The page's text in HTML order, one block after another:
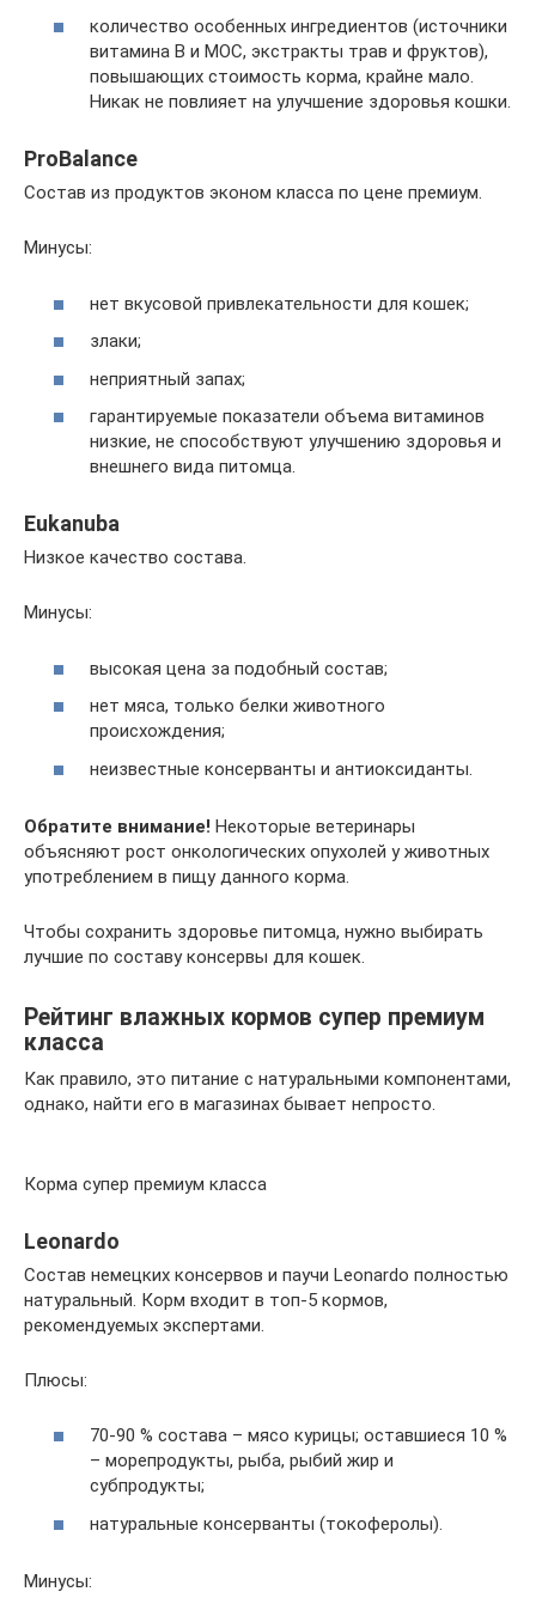
количество особенных ингредиентов (источники
витамина В и МОС, экстракты трав и фруктов),
повышающих стоимость корма, крайне мало.
Никак не повлияет на улучшение здоровья кошки.
ProBalance
Состав из продуктов эконом класса по цене премиум.
Минусы:
нет вкусовой привлекательности для кошек;
злаки;
неприятный запах;
гарантируемые показатели объема витаминов
низкие, не способствуют улучшению здоровья и
внешнего вида питомца.
Eukanuba
Низкое качество состава.
Минусы:
высокая цена за подобный состав;
нет мяса, только белки животного
происхождения;
неизвестные консерванты и антиоксиданты.
Обратите внимание! Некоторые ветеринары
объясняют рост онкологических опухолей у животных
употреблением в пищу данного корма.
Чтобы сохранить здоровье питомца, нужно выбирать
лучшие по составу консервы для кошек.
​Рейтинг влажных кормов супер премиум
класса
Как правило, это питание с натуральными компонентами,
однако, найти его в магазинах бывает непросто.
Корма супер премиум класса
Leonardo
Состав немецких консервов и паучи Leonardo полностью
натуральный. Корм входит в топ-5 кормов,
рекомендуемых экспертами.
Плюсы:
70-90 % состава – мясо курицы; оставшиеся 10 %
– морепродукты, рыба, рыбий жир и
субпродукты;
натуральные консерванты (токоферолы).
Минусы: